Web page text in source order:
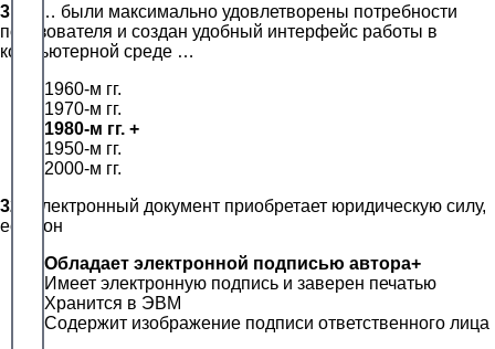
31.
К… были максимально удовлетворены потребности
пользователя и создан удобный интерфейс работы в
компьютерной среде …
1960-м гг.
1970-м гг.
1980-м гг. +
1950-м гг.
2000-м гг.
32.
Электронный документ приобретает юридическую силу,
если он
Обладает электронной подписью автора+
Имеет электронную подпись и заверен печатью
Хранится в ЭВМ
Содержит изображение подписи ответственного лица